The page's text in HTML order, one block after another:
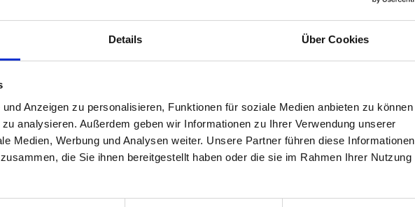
Details Über Cookies
Anzeigen zu personalisieren, Funktionen für soziale Medien anbieten zu können
analysieren. Außerdem geben wir Informationen zu Ihrer Verwendung unserer
Medien, Werbung und Analysen weiter. Unsere Partner führen diese Informationen
die Sie ihnen bereitgestellt haben oder die sie im Rahmen Ihrer Nutzung
der Legion
und Oberranna
der Oberösterreichischen Landesausstellung
des Franz-Xaver-Gruber-Gedächtnishauses
ihren 100. Geburtstag und ehren ihr Leben und Wirken